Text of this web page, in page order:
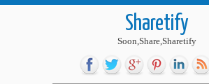
Sharetify
Soon,Share,Sharetify